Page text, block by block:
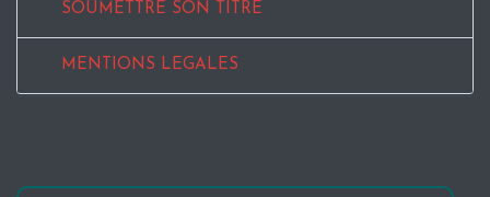
SOUMETTRE SON TITRE
MENTIONS LEGALES